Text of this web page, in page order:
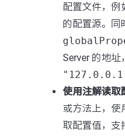
配置文件，例
的配置源。同
Server 的地址
使用注解读取
或方法上，使
取配置值，支